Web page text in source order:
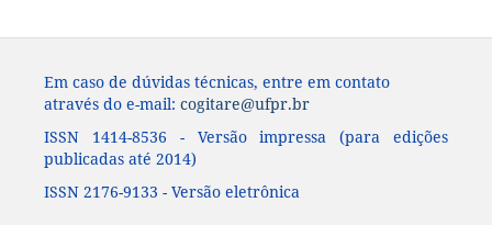
Em caso de dúvidas técnicas, entre em contato
através do e-mail: cogitare@ufpr.br
ISSN 1414-8536 - Versão impressa (para edições
publicadas até 2014)
ISSN 2176-9133 - Versão eletrônica